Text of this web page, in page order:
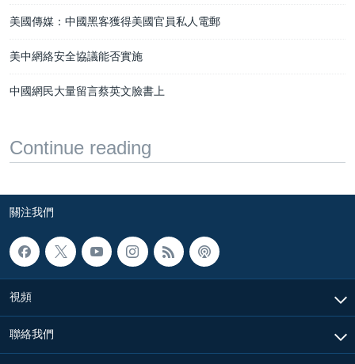
美國傳媒：中國黑客獲得美國官員私人電郵
美中網絡安全協議能否實施
中國網民大量留言蔡英文臉書上
Continue reading
關注我們
視頻
聯絡我們